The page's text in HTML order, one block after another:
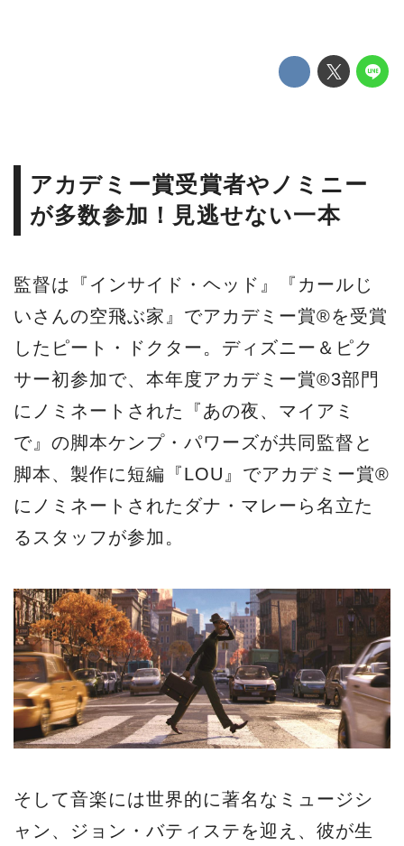
アカデミー賞受賞者やノミニー
が多数参加！見逃せない一本
監督は『インサイド・ヘッド』『カールじ
いさんの空飛ぶ家』でアカデミー賞®を受賞
したピート・ドクター。ディズニー＆ピク
サー初参加で、本年度アカデミー賞®3部門
にノミネートされた『あの夜、マイアミ
で』の脚本ケンプ・パワーズが共同監督と
脚本、製作に短編『LOU』でアカデミー賞®
にノミネートされたダナ・マレーら名立た
るスタッフが参加。
そして音楽には世界的に著名なミュージシ
ャン、ジョン・バティステを迎え、彼が生